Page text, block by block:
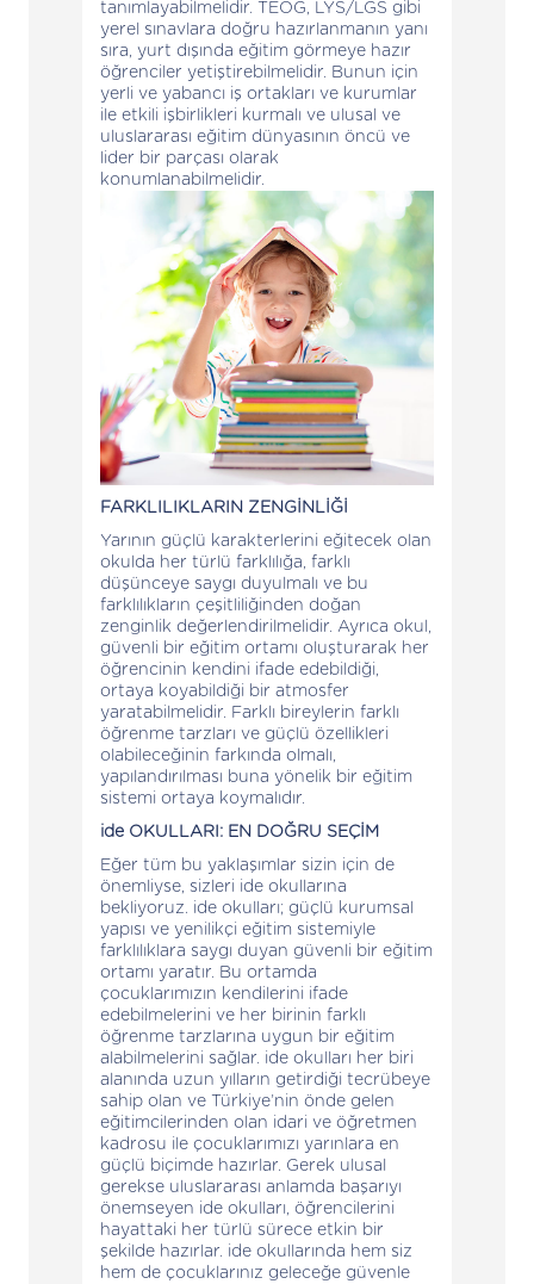
tanımlayabilmelidir. TEOG, LYS/LGS gibi
yerel sınavlara doğru hazırlanmanın yanı
sıra, yurt dışında eğitim görmeye hazır
öğrenciler yetiştirebilmelidir. Bunun için
yerli ve yabancı iş ortakları ve kurumlar
ile etkili işbirlikleri kurmalı ve ulusal ve
uluslararası eğitim dünyasının öncü ve
lider bir parçası olarak
konumlanabilmelidir.
FARKLILIKLARIN ZENGİNLİĞİ
Yarının güçlü karakterlerini eğitecek olan
okulda her türlü farklılığa, farklı
düşünceye saygı duyulmalı ve bu
farklılıkların çeşitliliğinden doğan
zenginlik değerlendirilmelidir. Ayrıca okul,
güvenli bir eğitim ortamı oluşturarak her
öğrencinin kendini ifade edebildiği,
ortaya koyabildiği bir atmosfer
yaratabilmelidir. Farklı bireylerin farklı
öğrenme tarzları ve güçlü özellikleri
olabileceğinin farkında olmalı,
yapılandırılması buna yönelik bir eğitim
sistemi ortaya koymalıdır.
ide OKULLARI: EN DOĞRU SEÇİM
Eğer tüm bu yaklaşımlar sizin için de
önemliyse, sizleri ide okullarına
bekliyoruz. ide okulları; güçlü kurumsal
yapısı ve yenilikçi eğitim sistemiyle
farklılıklara saygı duyan güvenli bir eğitim
ortamı yaratır. Bu ortamda
çocuklarımızın kendilerini ifade
edebilmelerini ve her birinin farklı
öğrenme tarzlarına uygun bir eğitim
alabilmelerini sağlar. ide okulları her biri
alanında uzun yılların getirdiği tecrübeye
sahip olan ve Türkiye’nin önde gelen
eğitimcilerinden olan idari ve öğretmen
kadrosu ile çocuklarımızı yarınlara en
güçlü biçimde hazırlar. Gerek ulusal
gerekse uluslararası anlamda başarıyı
önemseyen ide okulları, öğrencilerini
hayattaki her türlü sürece etkin bir
şekilde hazırlar. ide okullarında hem siz
hem de çocuklarınız geleceğe güvenle